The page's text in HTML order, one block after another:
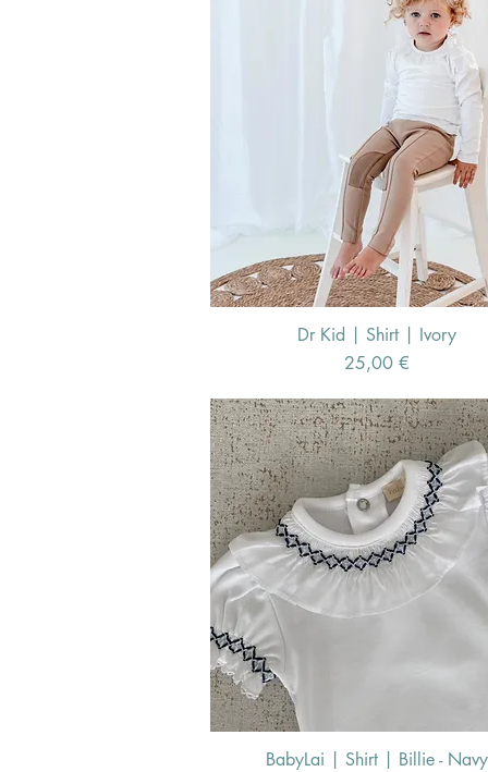
Schnellansicht
Dr Kid | Shirt | Ivory
Preis
25,00 €
Schnellansicht
BabyLai | Shirt | Billie - Navy